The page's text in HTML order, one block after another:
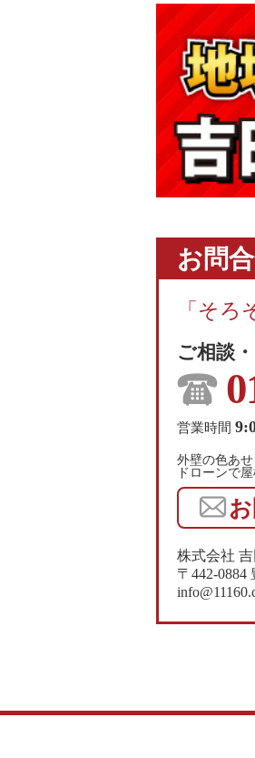
お問
「そろ
ご相談
営業時間
外壁の色あ
ドローンで
株式会社
〒442-0884